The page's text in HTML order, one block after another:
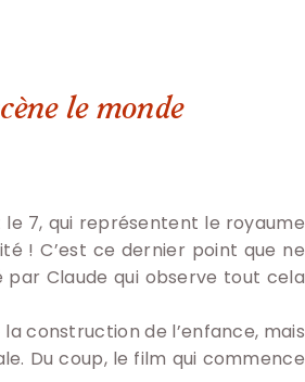
le monde
le 7, qui représentent le royaume
! C’est ce dernier point que ne
Claude qui observe tout cela
construction de l’enfance, mais
Du coup, le film qui commence